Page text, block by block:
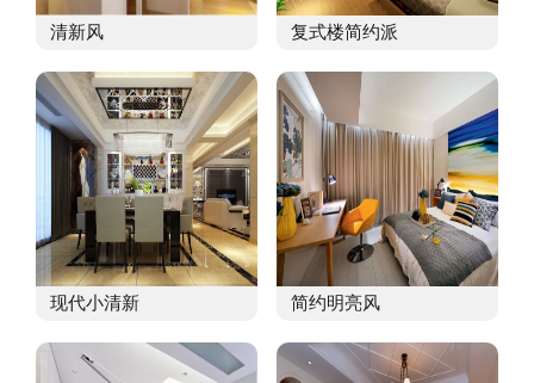
清新风 复式楼简约派
现代小清新 简约明亮风